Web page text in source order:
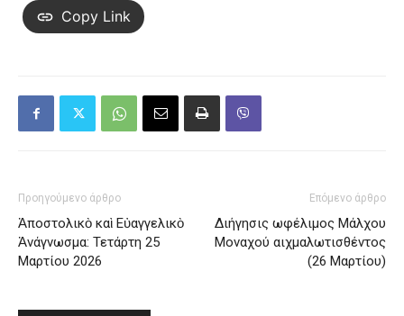
Copy Link
Προηγούμενο άρθρο
Ἀποστολικὸ καὶ Εὐαγγελικὸ
Ἀνάγνωσμα: Τετάρτη 25
Μαρτίου 2026
Επόμενο άρθρο
Διήγησις ωφέλιμος Μάλχου
Μοναχού αιχμαλωτισθέντος
(26 Μαρτίου)